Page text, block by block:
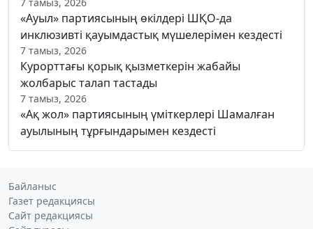
«Ауыл» партиясының өкілдері ШҚО-да
инклюзивті қауымдастық мүшелерімен кездесті
7 тамыз, 2026
Курорттағы қорық қызметкерін жабайы
жолбарыс талап тастады
7 тамыз, 2026
«Ақ жол» партиясының үміткерлері Шамалған
ауылының тұрғындарымен кездесті
Байланыс
Газет редакциясы
Сайт редакциясы